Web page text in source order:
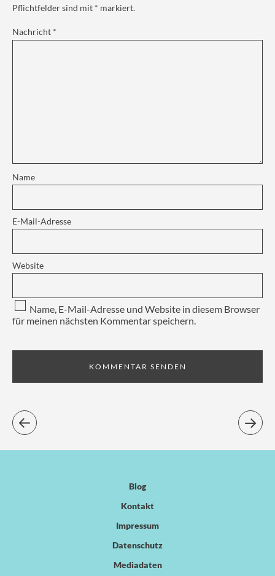
Pflichtfelder sind mit * markiert.
Nachricht *
Name
E-Mail-Adresse
Website
Name, E-Mail-Adresse und Website in diesem Browser
für meinen nächsten Kommentar speichern.
Blog
Kontakt
Impressum
Datenschutz
Mediadaten